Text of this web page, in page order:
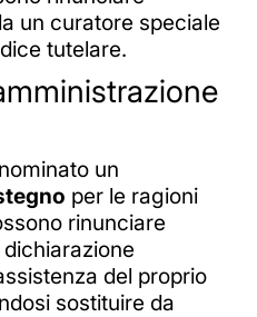
un curatore speciale
tutelare.
un
per le ragioni
rinunciare
del proprio
sostituire da